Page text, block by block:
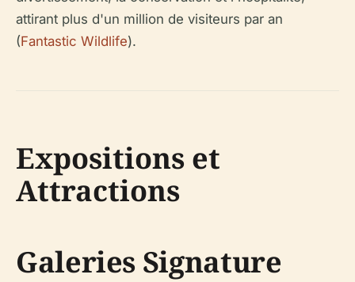
attirant plus d'un million de visiteurs par an
(Fantastic Wildlife).
Expositions et
Attractions
Galeries Signature